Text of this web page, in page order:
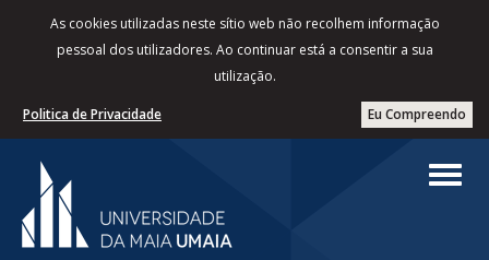
As cookies utilizadas neste sítio web não recolhem informação
pessoal dos utilizadores. Ao continuar está a consentir a sua
utilização.
Eu Compreendo
Politica de Privacidade